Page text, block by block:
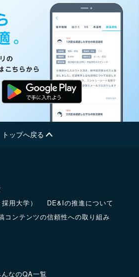
トップへ戻る
用大学）
DE&Iの推進について
コンテンツの信頼性への取り組み
なのQA一覧